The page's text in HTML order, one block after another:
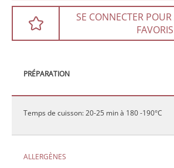
SE CONNECTER
FAVORIS
PRÉPARATION
Temps de cuisson: 20-25 min à 180 -190°C
ALLERGÈNES